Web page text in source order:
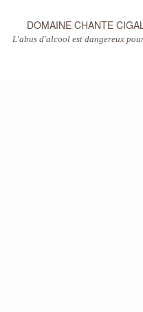
DOMAINE CHANTE
L'abus d'alcool est dangereux